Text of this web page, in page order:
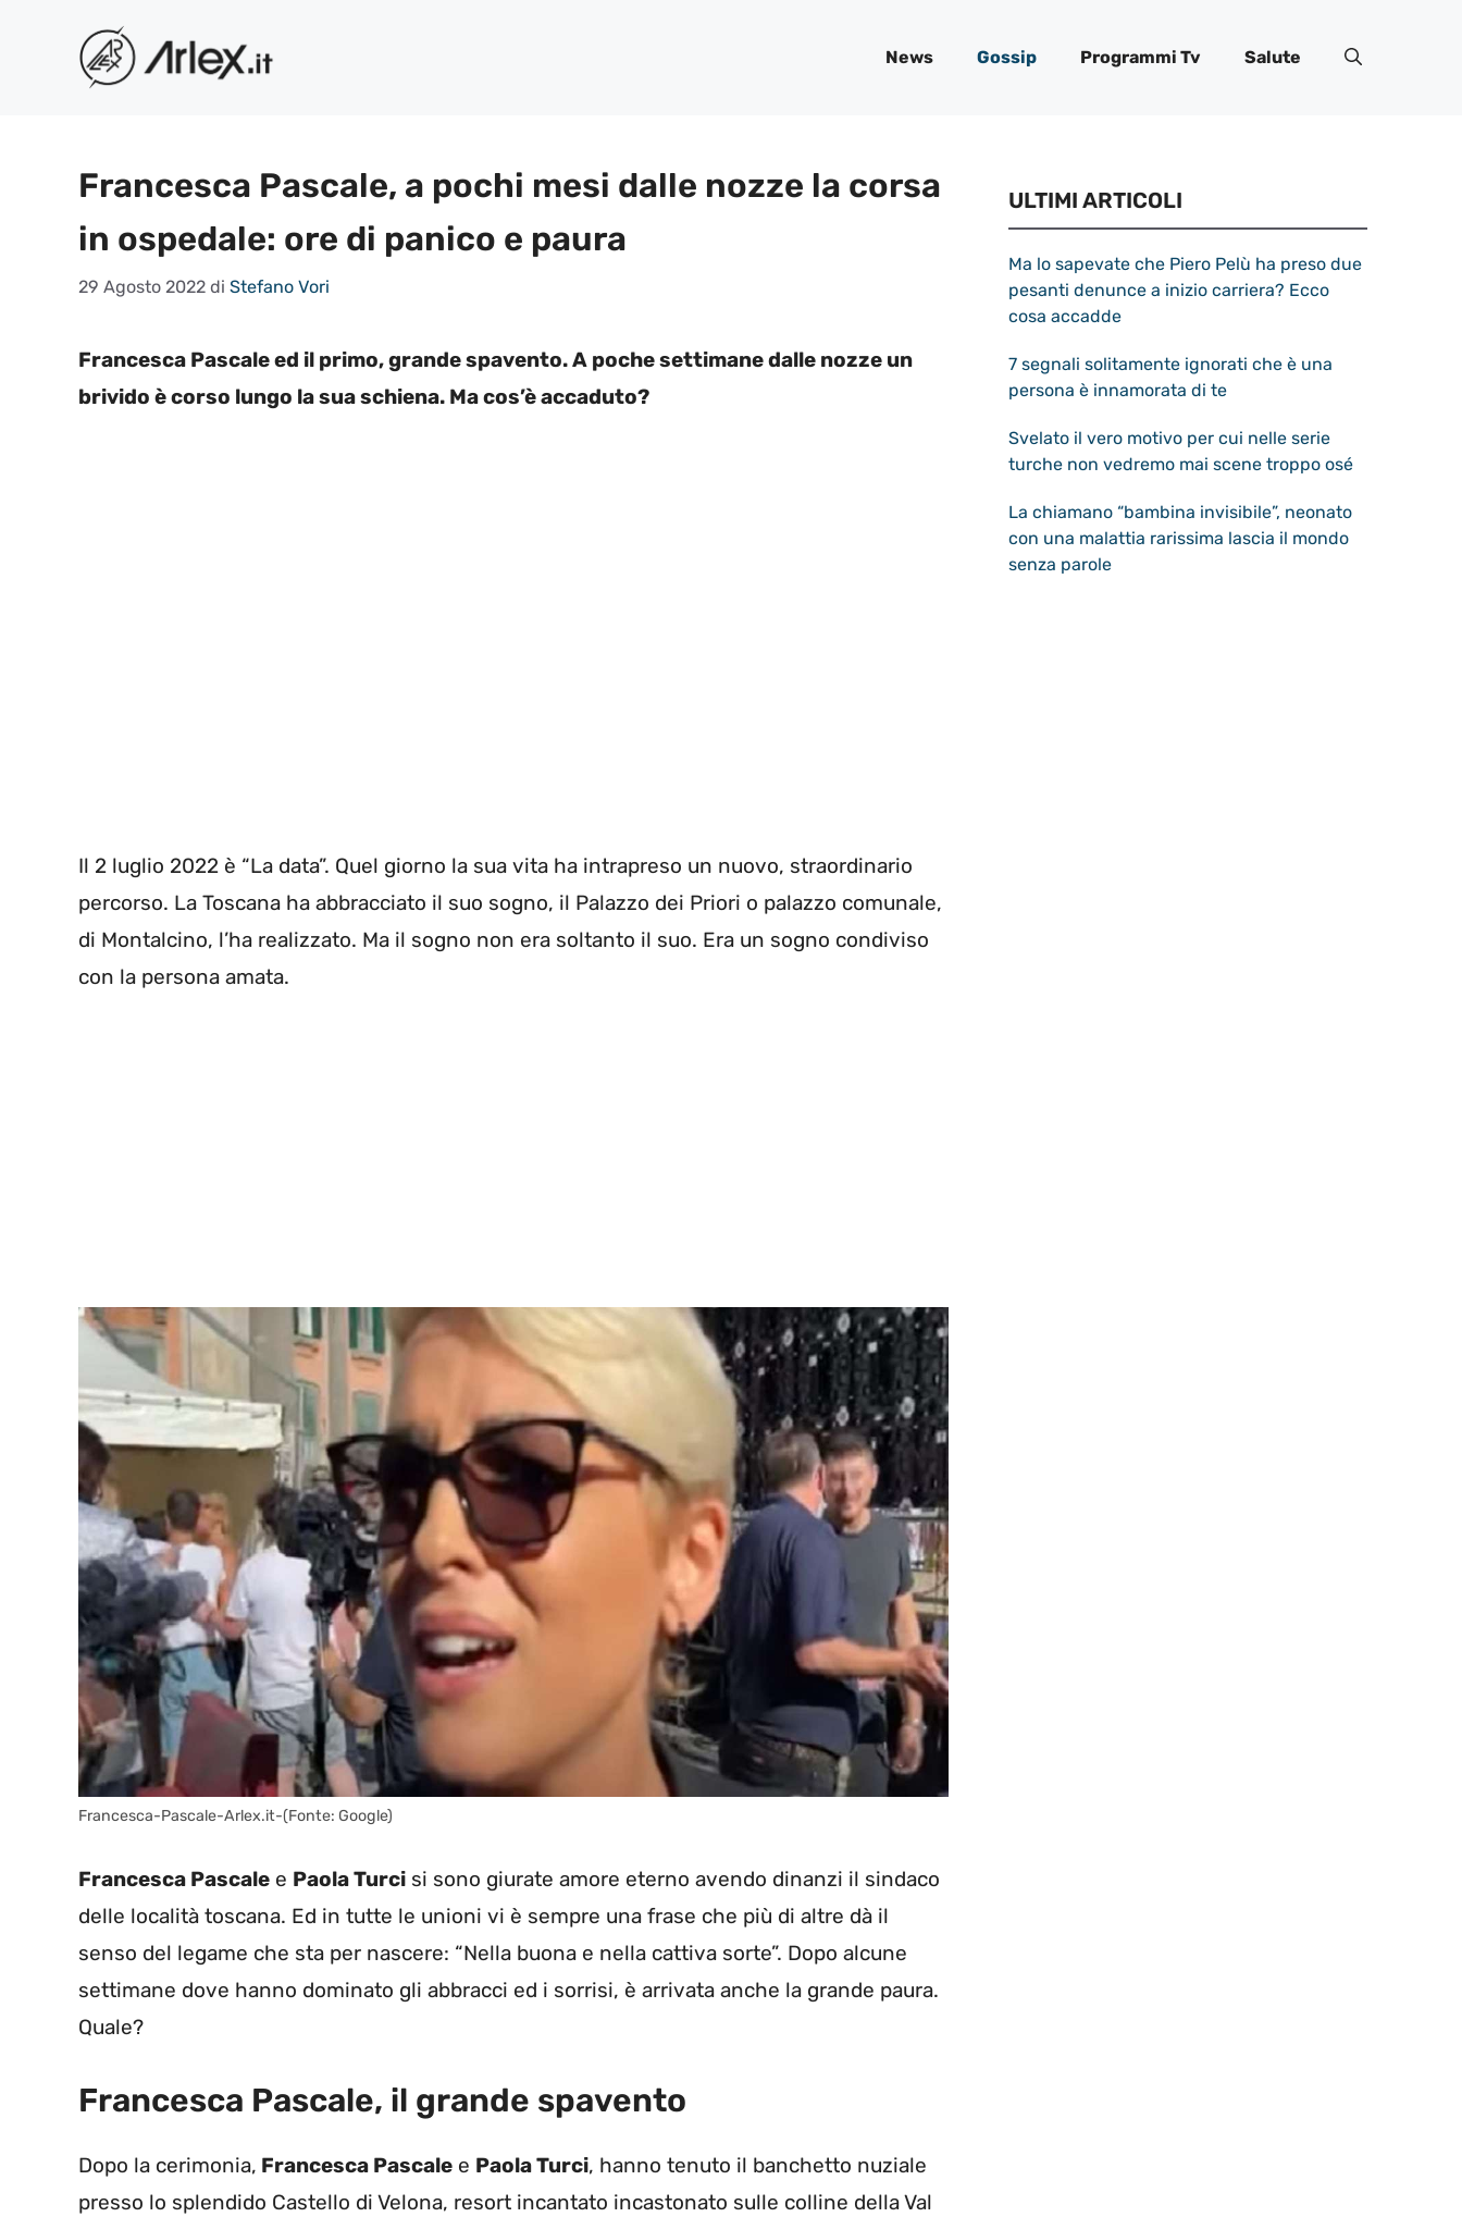
contenuto
News Gossip Programmi Tv Salute
Francesca Pascale, a pochi mesi dalle nozze la corsa
in ospedale: ore di panico e paura
29 Agosto 2022 di Stefano Vori
Francesca Pascale ed il primo, grande spavento. A poche settimane dalle nozze un
brivido è corso lungo la sua schiena. Ma cos’è accaduto?
Il 2 luglio 2022 è “La data”. Quel giorno la sua vita ha intrapreso un nuovo, straordinario
percorso. La Toscana ha abbracciato il suo sogno, il Palazzo dei Priori o palazzo comunale,
di Montalcino, l’ha realizzato. Ma il sogno non era soltanto il suo. Era un sogno condiviso
con la persona amata.
Francesca-Pascale-Arlex.it-(Fonte: Google)
Francesca Pascale e Paola Turci si sono giurate amore eterno avendo dinanzi il sindaco
delle località toscana. Ed in tutte le unioni vi è sempre una frase che più di altre dà il
senso del legame che sta per nascere: “Nella buona e nella cattiva sorte”. Dopo alcune
settimane dove hanno dominato gli abbracci ed i sorrisi, è arrivata anche la grande paura.
Quale?
Francesca Pascale, il grande spavento
Dopo la cerimonia, Francesca Pascale e Paola Turci, hanno tenuto il banchetto nuziale
presso lo splendido Castello di Velona, resort incantato incastonato sulle colline della Val
ULTIMI ARTICOLI
Ma lo sapevate che Piero Pelù ha preso due
pesanti denunce a inizio carriera? Ecco
cosa accadde
7 segnali solitamente ignorati che è una
persona è innamorata di te
Svelato il vero motivo per cui nelle serie
turche non vedremo mai scene troppo osé
La chiamano “bambina invisibile”, neonato
con una malattia rarissima lascia il mondo
senza parole